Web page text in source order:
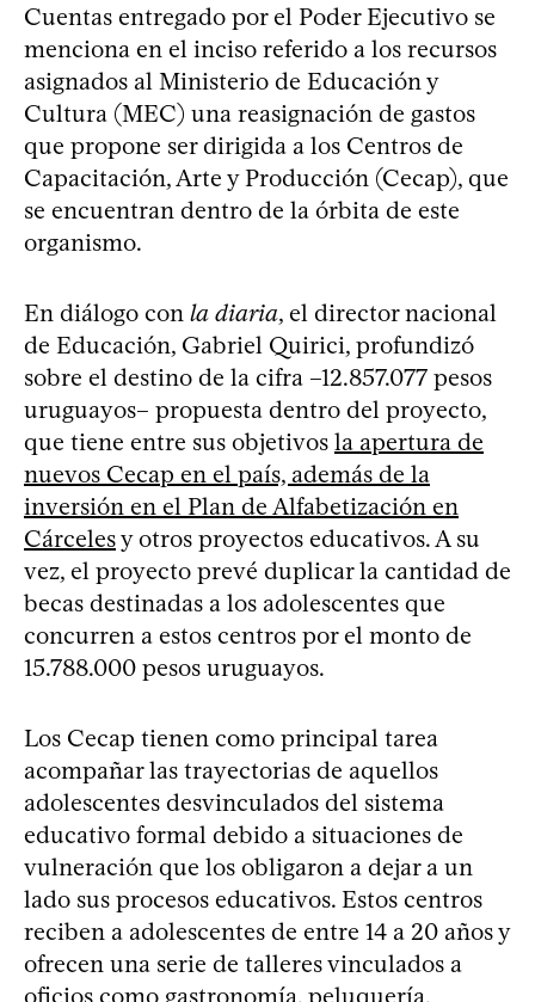
Cuentas entregado por el Poder Ejecutivo se
menciona en el inciso referido a los recursos
asignados al Ministerio de Educación y
Cultura (MEC) una reasignación de gastos
que propone ser dirigida a los Centros de
Capacitación, Arte y Producción (Cecap), que
se encuentran dentro de la órbita de este
organismo.
En diálogo con la diaria, el director nacional
de Educación, Gabriel Quirici, profundizó
sobre el destino de la cifra –12.857.077 pesos
uruguayos– propuesta dentro del proyecto,
que tiene entre sus objetivos la apertura de
nuevos Cecap en el país, además de la
inversión en el Plan de Alfabetización en
Cárcelesy otros proyectos educativos. A su
vez, el proyecto prevé duplicar la cantidad de
becas destinadas a los adolescentes que
concurren a estos centros por el monto de
15.788.000 pesos uruguayos.
Los Cecap tienen como principal tarea
acompañar las trayectorias de aquellos
adolescentes desvinculados del sistema
educativo formal debido a situaciones de
vulneración que los obligaron a dejar a un
lado sus procesos educativos. Estos centros
reciben a adolescentes de entre 14 a 20 años y
ofrecen una serie de talleres vinculados a
oficios como gastronomía, peluquería,